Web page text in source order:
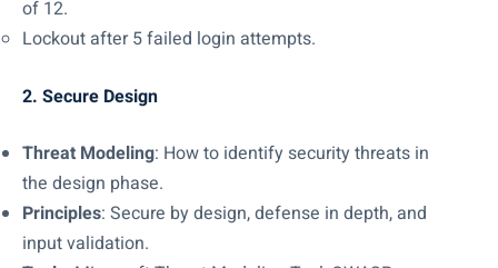
of 12.
Lockout after 5 failed login attempts.
2. Secure Design
Threat Modeling: How to identify security threats in
the design phase.
Principles: Secure by design, defense in depth, and
input validation.